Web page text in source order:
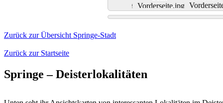
Zurück zur Übersicht Springe-Stadt
Zurück zur Startseite
Springe – Deisterlokalitäten